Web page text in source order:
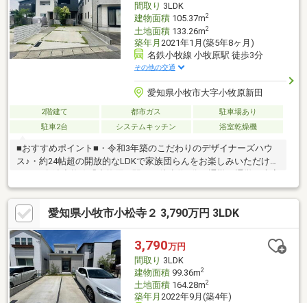
間取り 3LDK
建物面積105.37m2
土地面積133.26m2
築年月 2021年1月(築5年8ヶ月)
名鉄小牧線 小牧原駅 徒歩3分
その他の交通
愛知県小牧市大字小牧原新田
2階建て 都市ガス
駐車場あり
駐車2台
システムキッチン 浴室乾燥機
■おすすめポイント■・令和3年築のこだわりのデザイナーズハウ
ス♪・約24帖超の開放的なLDKで家族団らんをお楽しみいただけま
便利です！・アイランドキッチンでキッチンスペース広々として
います！・リビング階段でご家族とのコミュニケーションがとり
やすい間取りです◎・大型WIC、各居室収納完備ですっきりとし
た室内を保つことができます☆・南面道路につき陽当り良好！快
適な住環境を実現できます☆・閑静な住宅街で子育て世帯にお勧
め！■周辺環境■・小牧原小学校 徒歩約17分・味岡中学校 徒歩
約22分※設備の故障・不具合は免責
愛知県小牧市小松寺２ 3,790万円 3LDK
3,790万円
間取り 3LDK
建物面積99.36m2
土地面積164.28m2
築年月 2022年9月(築4年)